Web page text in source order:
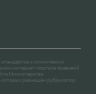
и клинических
интернет-портале правовой
Министерства
которых размещён рубрикатор